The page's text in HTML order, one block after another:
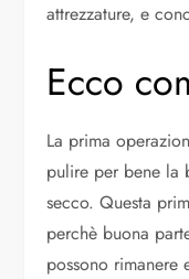
attrezzature, e
Ecco
La prima
pulire per bene la
secco. Questa
perchè buona
possono rimanere